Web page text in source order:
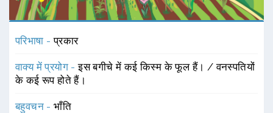
परिभाषा -प्रकार
वाक्य में प्रयोग -इस बगीचे में कई किस्म के फूल हैं। / वनस्पतियों
के कई रूप होते हैं।
बहुवचन -भाँति